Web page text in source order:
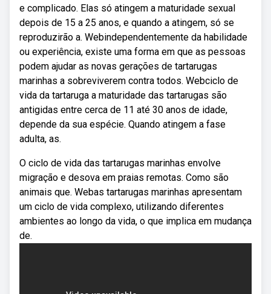
e complicado. Elas só atingem a maturidade sexual
depois de 15 a 25 anos, e quando a atingem, só se
reproduzirão a. Webindependentemente da habilidade
ou experiência, existe uma forma em que as pessoas
podem ajudar as novas gerações de tartarugas
marinhas a sobreviverem contra todos. Webciclo de
vida da tartaruga a maturidade das tartarugas são
antigidas entre cerca de 11 até 30 anos de idade,
depende da sua espécie. Quando atingem a fase
adulta, as.
O ciclo de vida das tartarugas marinhas envolve
migração e desova em praias remotas. Como são
animais que. Webas tartarugas marinhas apresentam
um ciclo de vida complexo, utilizando diferentes
ambientes ao longo da vida, o que implica em mudança
de.